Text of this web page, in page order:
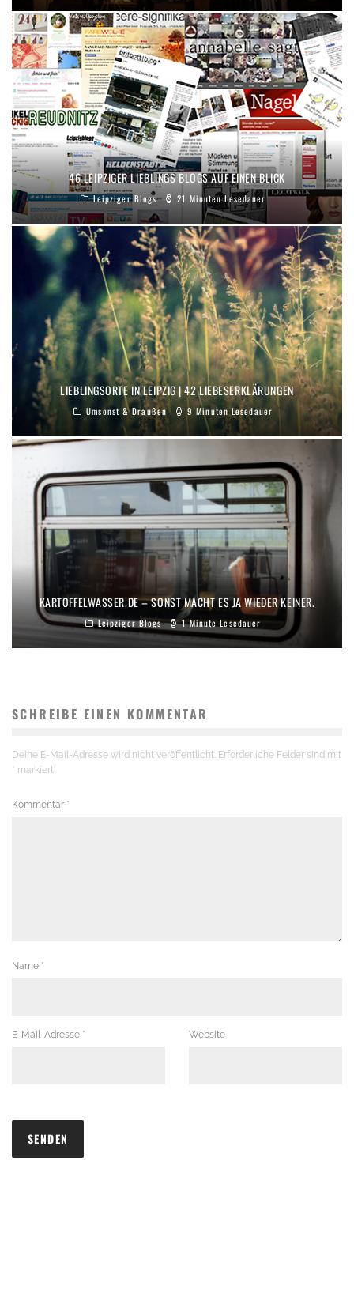
46 LEIPZIGER LIEBLINGS BLOGS AUF EINEN BLICK
Leipziger Blogs 21 Minuten Lesedauer
LIEBLINGSORTE IN LEIPZIG | 42 LIEBESERKLÄRUNGEN
Umsonst & Draußen 9 Minuten Lesedauer
KARTOFFELWASSER.DE – SONST MACHT ES JA WIEDER KEINER.
Leipziger Blogs 1 Minute Lesedauer
SCHREIBE EINEN KOMMENTAR
Deine E-Mail-Adresse wird nicht veröffentlicht. Erforderliche Felder sind mit
* markiert
Kommentar *
Name *
E-Mail-Adresse * Website